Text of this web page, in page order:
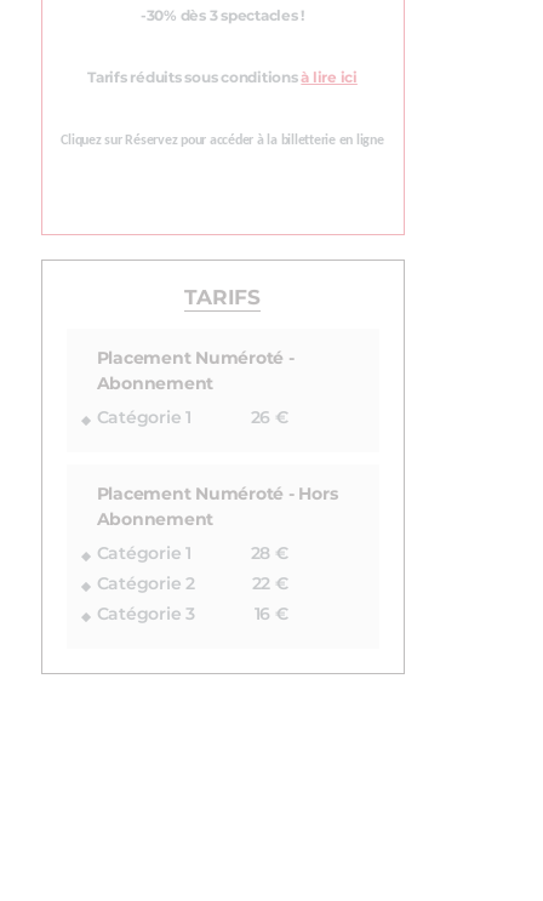
-30% dès 3 spectacles !
Tarifs réduits sous conditionsà lire ici
Cliquez sur Réservez pour accéder à la billetterie en ligne
TARIFS
Placement Numéroté -
Abonnement
Catégorie 1
26 €
Placement Numéroté - Hors
Abonnement
Catégorie 1
28 €
Catégorie 2
22 €
Catégorie 3
16 €